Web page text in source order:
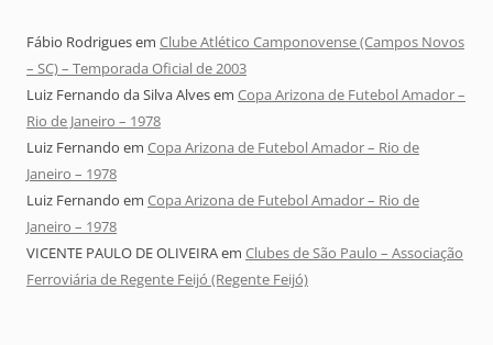
Fábio Rodriguesem Clube Atlético Camponovense (Campos Novos
– SC) – Temporada Oficial de 2003
Luiz Fernando da Silva Alvesem Copa Arizona de Futebol Amador –
Rio de Janeiro – 1978
Luiz Fernando em Copa Arizona de Futebol Amador – Rio de
Janeiro – 1978
Luiz Fernando em Copa Arizona de Futebol Amador – Rio de
Janeiro – 1978
VICENTE PAULO DE OLIVEIRAem Clubes de São Paulo – Associação
Ferroviária de Regente Feijó (Regente Feijó)